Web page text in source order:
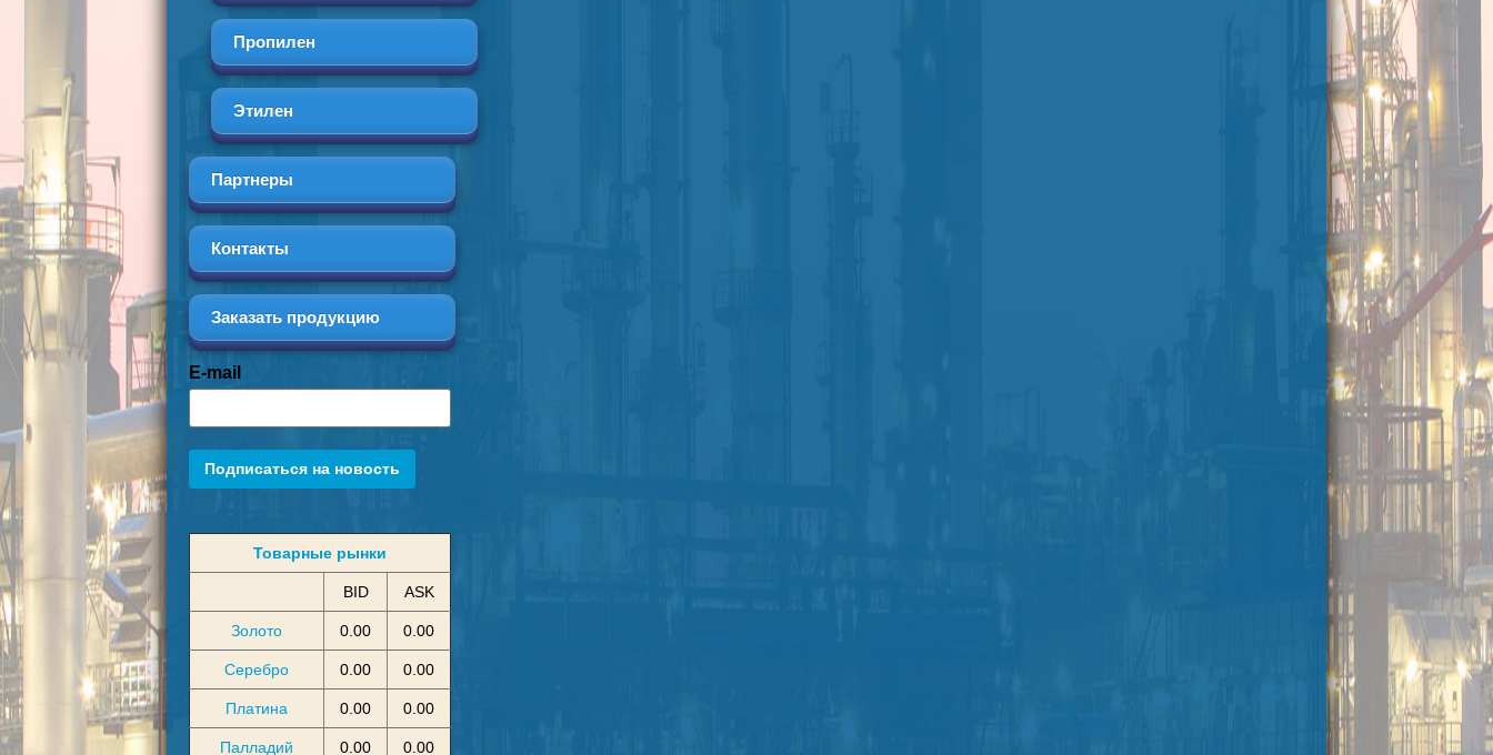
Пропилен
Этилен
Партнеры
Контакты
Заказать продукцию
E-mail
Подписаться на новость
Товарные рынки
BID ASK
Золото 0.00 0.00
Серебро 0.00 0.00
Платина 0.00 0.00
Палладий 0.00 0.00